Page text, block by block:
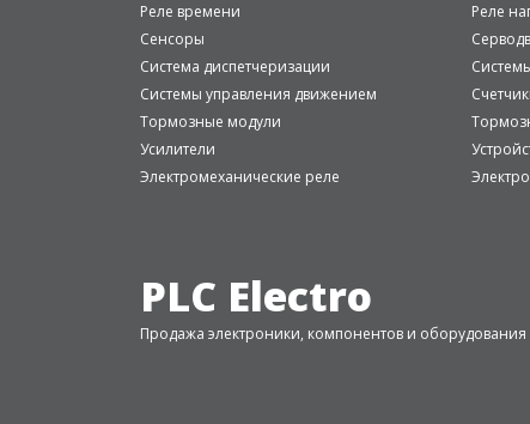
Реле времени
Реле
Сенсоры
Система диспетчеризации
Системы управления движением
Тормозные модули
Усилители
Электромеханические реле
PLC Electro
Продажа электроники, компонентов и оборудования